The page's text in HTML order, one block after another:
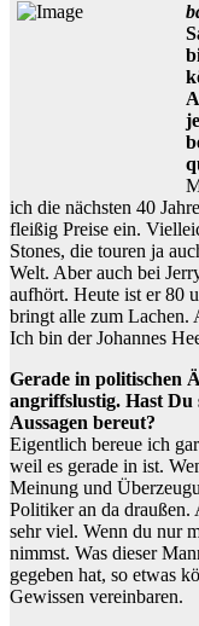
ich die nächsten 40
fleißig Preise ein.
Stones, die touren ja
Welt. Aber auch bei
aufhört. Heute ist er 80
bringt alle zum Lachen.
Ich bin der Johannes
Gerade in politischen
angriffslustig. Hast Du
Aussagen bereut?
Eigentlich bereue ich
weil es gerade in ist.
Meinung und
Politiker an da
sehr viel. Wenn du nur
nimmst. Was dieser
gegeben hat, so etwas
Gewissen vereinbaren.